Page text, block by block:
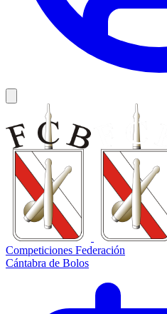
Competiciones Federación
Cántabra de Bolos